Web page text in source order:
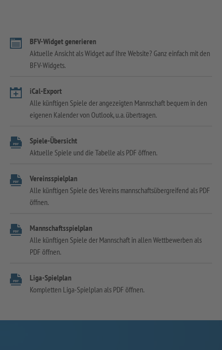
BFV-Widget generieren
Aktuelle Ansicht als Widget auf Ihre Website? Ganz einfach mit den
BFV-Widgets.
iCal-Export
Alle künftigen Spiele der angezeigten Mannschaft bequem in den
eigenen Kalender von Outlook, u.a. übertragen.
Spiele-Übersicht
Aktuelle Spiele und die Tabelle als PDF öffnen.
Vereinsspielplan
Alle künftigen Spiele des Vereins mannschaftsübergreifend als PDF
öffnen.
Mannschaftsspielplan
Alle künftigen Spiele der Mannschaft in allen Wettbewerben als
PDF öffnen.
Liga-Spielplan
Kompletten Liga-Spielplan als PDF öffnen.